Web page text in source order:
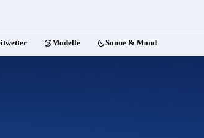
Modelle Sonne & Mond